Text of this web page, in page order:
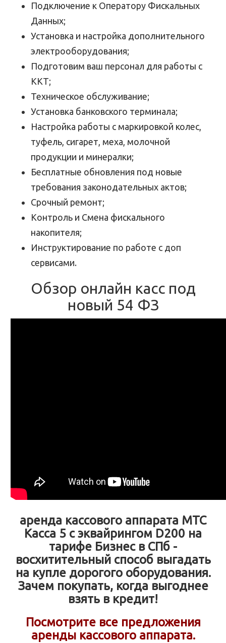
Подключение к Оператору Фискальных
Данных;
Установка и настройка дополнительного
электрооборудования;
Подготовим ваш персонал для работы с
ККТ;
Техническое обслуживание;
Установка банковского терминала;
Настройка работы с маркировкой колес,
туфель, сигарет, меха, молочной
продукции и минералки;
Бесплатные обновления под новые
требования законодательных актов;
Срочный ремонт;
Контроль и Смена фискального
накопителя;
Инструктирование по работе с доп
сервисами.
Обзор онлайн касс под
новый 54 ФЗ
аренда кассового аппарата МТС
Касса 5 с эквайрингом D200 на
тарифе Бизнес в СПб -
восхитительный способ выгадать
на купле дорогого оборудования.
Зачем покупать, когда выгоднее
взять в кредит!
Посмотрите все предложения
аренды кассового аппарата.